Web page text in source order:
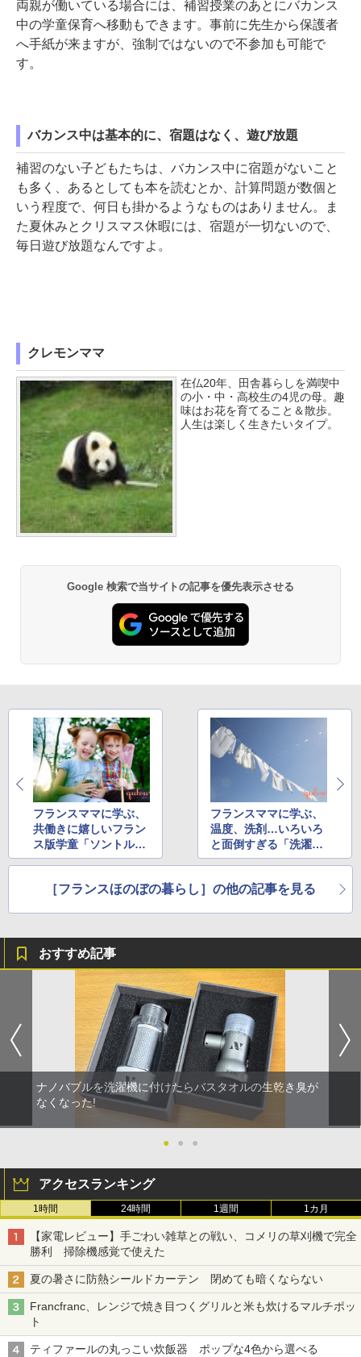
両親が働いている場合には、補習授業のあとにバカンス
中の学童保育へ移動もできます。事前に先生から保護者
へ手紙が来ますが、強制ではないので不参加も可能で
す。
バカンス中は基本的に、宿題はなく、遊び放題
補習のない子どもたちは、バカンス中に宿題がないこと
も多く、あるとしても本を読むとか、計算問題が数個と
いう程度で、何日も掛かるようなものはありません。ま
た夏休みとクリスマス休暇には、宿題が一切ないので、
毎日遊び放題なんですよ。
クレモンママ
在仏20年、田舎暮らしを満喫中
の小・中・高校生の4児の母。趣
味はお花を育てること＆散歩。
人生は楽しく生きたいタイプ。
Google 検索で当サイトの記事を優先表示させる
フランスママに学ぶ、
共働きに嬉しいフラン
ス版学童「ソントル・
アエレ」
フランスママに学ぶ、
温度、洗剤…いろいろ
と面倒すぎる「洗濯」
事情
［フランスほのぼの暮らし］の他の記事を見る
おすすめ記事
ナノバブルを洗濯機に付けたらバスタオルの生乾き臭が
なくなった!
● ● ●
アクセスランキング
1時間 24時間 1週間 1カ月
【家電レビュー】手ごわい雑草との戦い、コメリの草刈機で完全
勝利 掃除機感覚で使えた
夏の暑さに防熱シールドカーテン 閉めても暗くならない
Francfranc、レンジで焼き目つくグリルと米も炊けるマルチポッ
ト
ティファールの丸っこい炊飯器 ポップな4色から選べる